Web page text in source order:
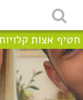
חטיף אצות